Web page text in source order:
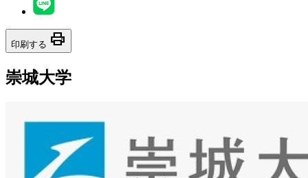
印刷する print
崇城大学